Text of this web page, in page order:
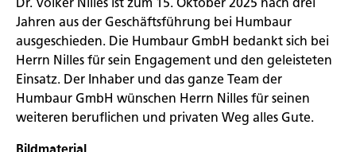
Dr. Volker Nilles ist zum 15. Oktober 2025 nach drei
Jahren aus der Geschäftsführung bei Humbaur
ausgeschieden. Die Humbaur GmbH bedankt sich bei
Herrn Nilles für sein Engagement und den geleisteten
Einsatz. Der Inhaber und das ganze Team der
Humbaur GmbH wünschen Herrn Nilles für seinen
weiteren beruflichen und privaten Weg alles Gute.